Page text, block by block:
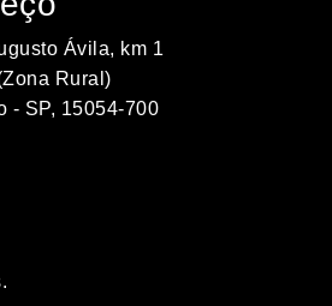
Ávila, km 1
Rural)
- SP, 15054-700